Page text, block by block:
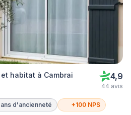
habitat à Cambrai 4,9
44 avis
d'ancienneté +100 NPS